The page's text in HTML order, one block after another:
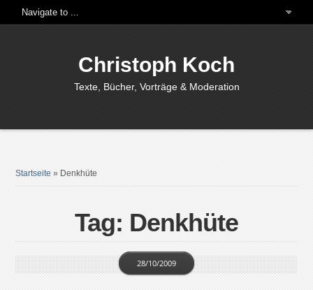
Christoph Koch
Texte, Bücher, Vorträge & Moderation
Startseite » Denkhüte
Tag: Denkhüte
28/10/2009